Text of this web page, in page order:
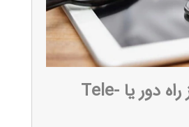
توانبخشی از راه دور یا Tele-